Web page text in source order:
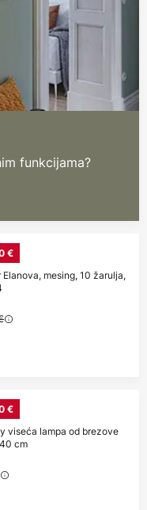
funkcijama?
€
mesing, 10 žarulja,
€
viseća lampa od brezove
cm